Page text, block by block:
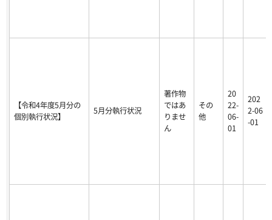
【令和4年度5月分の
個別執行状況】
5月分執行状況
著作物
ではあ
りませ
ん
その
他
20
22-
06-
01
202
2-06
-01